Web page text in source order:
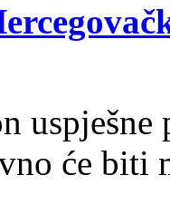
će biti